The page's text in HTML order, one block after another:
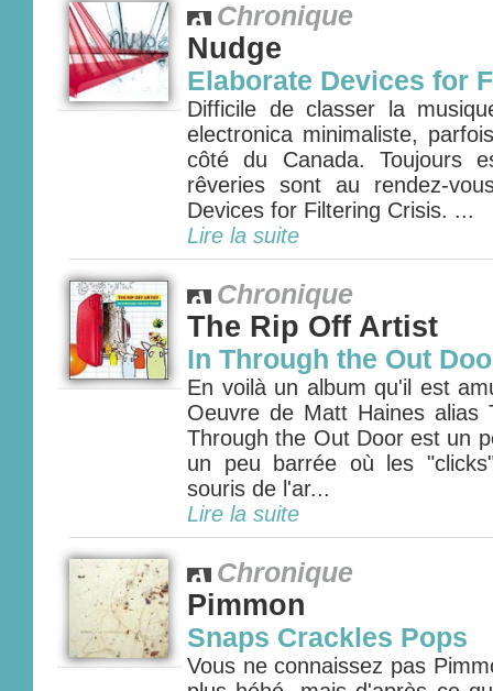
Chronique
Nudge
Elaborate Devices for
Difficile de classer la
electronica minimaliste,
côté du Canada. Toujours
rêveries sont au rendez-
Devices for Filtering Crisis. ...
Lire la suite
Chronique
The Rip Off Artist
In Through the Out
En voilà un album qu'il est
Oeuvre de Matt Haines alias
Through the Out Door est un
un peu barrée où les
souris de l'ar...
Lire la suite
Chronique
Pimmon
Snaps Crackles Pops
Vous ne connaissez pas